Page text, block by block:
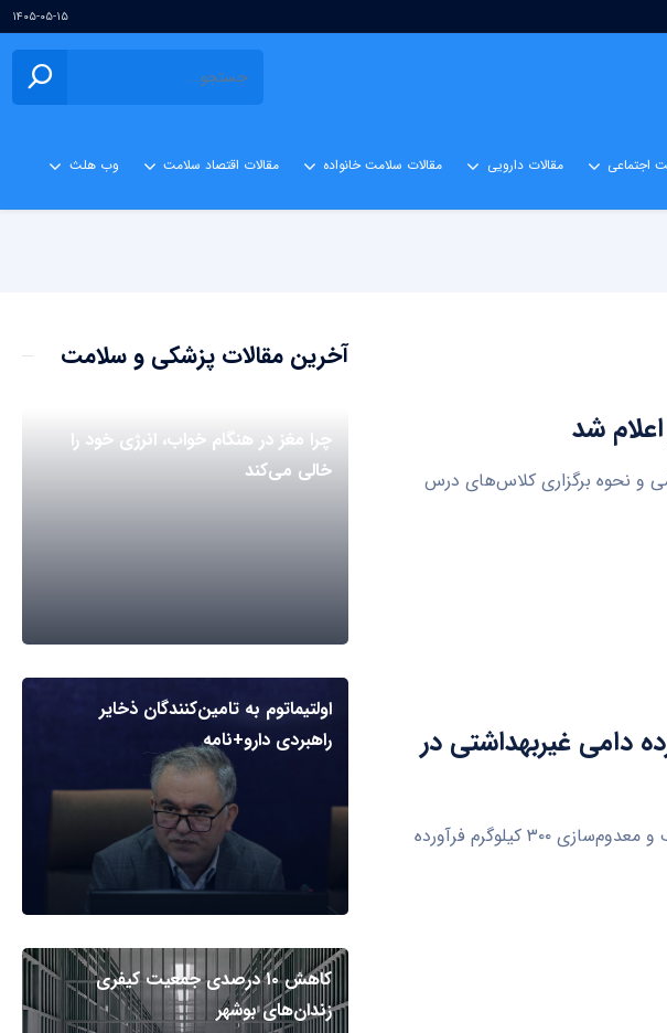
۱۴۰۵-۰۵-۱۵
اجتماعی مقالات دارویی مقالات سلامت خانواده مقالات اقتصاد سلامت وب هلث
شد
و نحوه برگزاری کلاس‌های درس
فرآورده دامی غیربهداشتی در
یاسوج-رئیس اداره دامپزشکی شهرستان کهگیلویه از کشف و معدوم‌سازی ۳۰۰ کیلوگرم فرآورده
آخرین مقالات پزشکی و سلامت
چرا مغز در هنگام خواب، انرژی خود را
خالی می‌کند
اولتیماتوم به تامین‌کنندگان ذخایر
راهبردی دارو+نامه
کاهش ۱۰ درصدی جمعیت کیفری
زندان‌های بوشهر